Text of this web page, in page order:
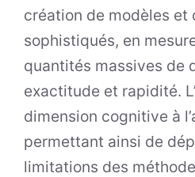
création de modèles et
sophistiqués, en
quantités massives de
exactitude et rapidité.
dimension cognitive à
permettant ainsi de
limitations des